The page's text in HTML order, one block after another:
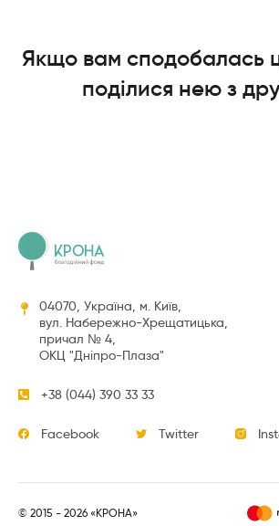
Якщо вам сподобалась
поділися нею з
04070, Україна, м. Київ,
вул. Набережно-Хрещатицька,
причал № 4,
ОКЦ "Дніпро-Плаза"
+38 (044) 390 33 33
Facebook Twitter
© 2015 - 2026 «КРОНА»